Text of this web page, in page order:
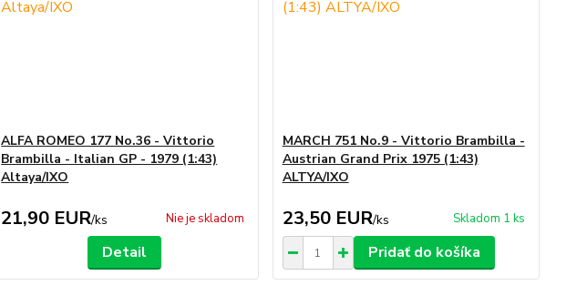
ALFA ROMEO 177 No.36 - Vittorio
Brambilla - Italian GP - 1979 (1:43)
Altaya/IXO
21,90 EUR/ks Nie je skladom
Detail
MARCH 751 No.9 - Vittorio Brambilla -
Austrian Grand Prix 1975 (1:43)
ALTYA/IXO
23,50 EUR/ks Skladom 1 ks
Pridať do košíka